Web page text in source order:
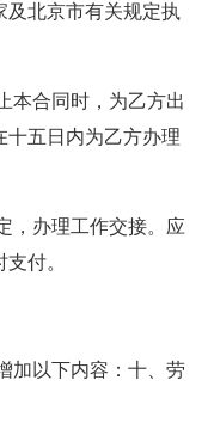
及北京市有关规定执
本合同时，为乙方出
十五日内为乙方办理
，办理工作交接。应
付。
加以下内容：十、劳